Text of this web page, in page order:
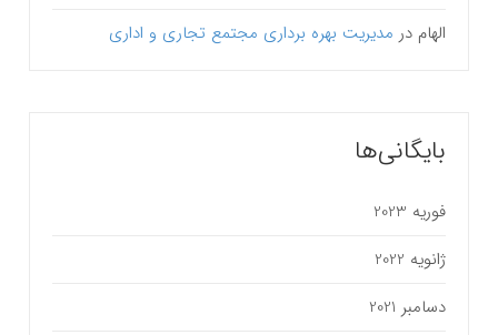
الهام در مدیریت بهره برداری مجتمع تجاری و اداری
بایگانی‌ها
فوریه 2023
ژانویه 2022
دسامبر 2021